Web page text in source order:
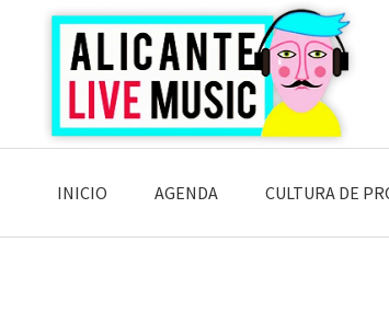
Saltar
navegación
principal
Saltar
contenido
principal
Saltar
lateral
principalINICIO AGENDA CULTURA DE